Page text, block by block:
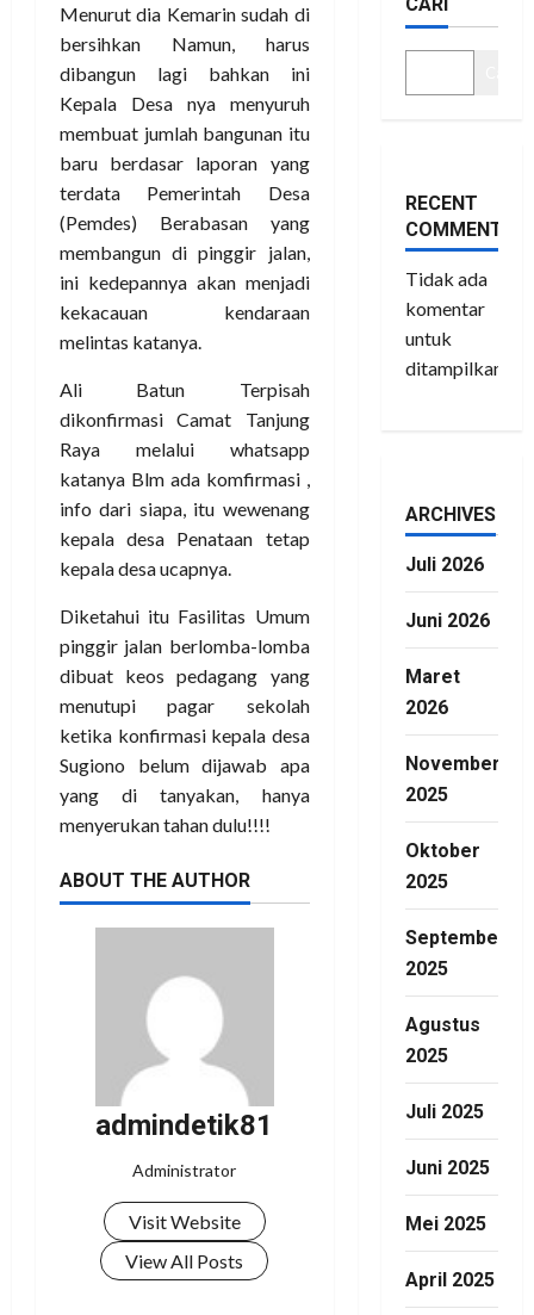
Menurut dia Kemarin sudah di
bersihkan Namun, harus
dibangun lagi bahkan ini
Kepala Desa nya menyuruh
membuat jumlah bangunan itu
baru berdasar laporan yang
terdata Pemerintah Desa
(Pemdes) Berabasan yang
membangun di pinggir jalan,
ini kedepannya akan menjadi
kekacauan kendaraan
melintas katanya.
Ali Batun Terpisah
dikonfirmasi Camat Tanjung
Raya melalui whatsapp
katanya Blm ada komfirmasi ,
info dari siapa, itu wewenang
kepala desa Penataan tetap
kepala desa ucapnya.
Diketahui itu Fasilitas Umum
pinggir jalan berlomba-lomba
dibuat keos pedagang yang
menutupi pagar sekolah
ketika konfirmasi kepala desa
Sugiono belum dijawab apa
yang di tanyakan, hanya
menyerukan tahan dulu!!!!
ABOUT THE AUTHOR
admindetik81
Administrator
Visit Website
View All Posts
RECENT
COMMENTS
Tidak ada
komentar
untuk
ditampilkan.
ARCHIVES
Juli 2026
Juni 2026
Maret
2026
November
2025
Oktober
2025
September
2025
Agustus
2025
Juli 2025
Juni 2025
Mei 2025
April 2025